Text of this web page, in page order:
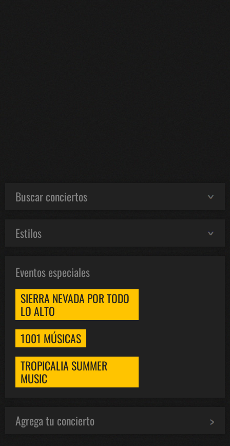
Buscar conciertos
Estilos
Eventos especiales
SIERRA NEVADA POR TODO
LO ALTO
1001 MÚSICAS
TROPICALIA SUMMER
MUSIC
Agrega tu concierto